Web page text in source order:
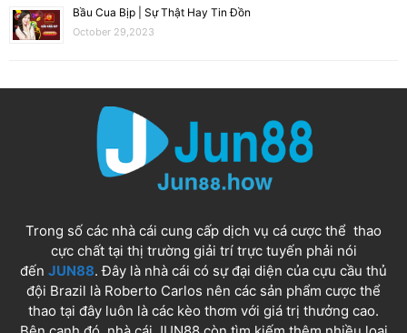
Bầu Cua Bịp | Sự Thật Hay Tin Đồn
October 29,2023
Trong số các nhà cái cung cấp dịch vụ cá cược thể thao
cực chất tại thị trường giải trí trực tuyến phải nói
đến JUN88. Đây là nhà cái có sự đại diện của cựu cầu thủ
đội Brazil là Roberto Carlos nên các sản phẩm cược thể
thao tại đây luôn là các kèo thơm với giá trị thưởng cao.